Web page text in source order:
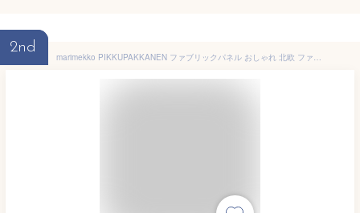
2nd
marimekko PIKKUPAKKANEN ファブリックパネル おしゃれ 北欧 ファブリックパネル アリス marimekko PIKKU PAKKANEN 40×22cm マリメッコ ピックパッカネ レッド ブルー インテリア リビング おすすめ インテリア 癒される小鳥 北欧 鳥